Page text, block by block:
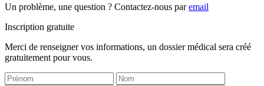
Un problème, une question ? Contactez-nous paremail
Inscription gratuite
Merci de renseigner vos informations, un dossier médical sera créé
gratuitement pour vous.